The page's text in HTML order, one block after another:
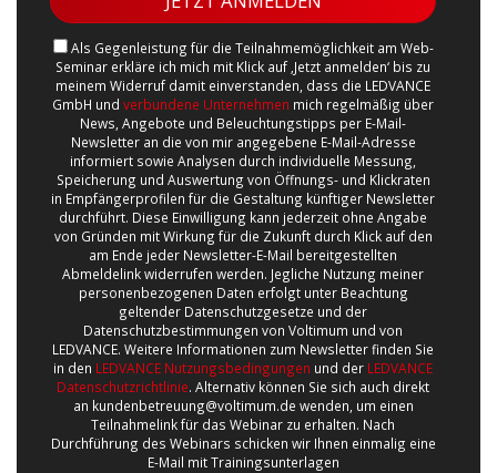
Als Gegenleistung für die Teilnahmemöglichkeit am Web-
Seminar erkläre ich mich mit Klick auf ‚Jetzt anmelden‘ bis zu
meinem Widerruf damit einverstanden, dass die LEDVANCE
GmbH und verbundene Unternehmen mich regelmäßig über
News, Angebote und Beleuchtungstipps per E-Mail-
Newsletter an die von mir angegebene E-Mail-Adresse
informiert sowie Analysen durch individuelle Messung,
Speicherung und Auswertung von Öffnungs- und Klickraten
in Empfängerprofilen für die Gestaltung künftiger Newsletter
durchführt. Diese Einwilligung kann jederzeit ohne Angabe
von Gründen mit Wirkung für die Zukunft durch Klick auf den
am Ende jeder Newsletter-E-Mail bereitgestellten
Abmeldelink widerrufen werden. Jegliche Nutzung meiner
personenbezogenen Daten erfolgt unter Beachtung
geltender Datenschutzgesetze und der
Datenschutzbestimmungen von Voltimum und von
LEDVANCE. Weitere Informationen zum Newsletter finden Sie
in den LEDVANCE Nutzungsbedingungen und der LEDVANCE
Datenschutzrichtlinie. Alternativ können Sie sich auch direkt
an kundenbetreuung@voltimum.de wenden, um einen
Teilnahmelink für das Webinar zu erhalten. Nach
Durchführung des Webinars schicken wir Ihnen einmalig eine
E-Mail mit Trainingsunterlagen